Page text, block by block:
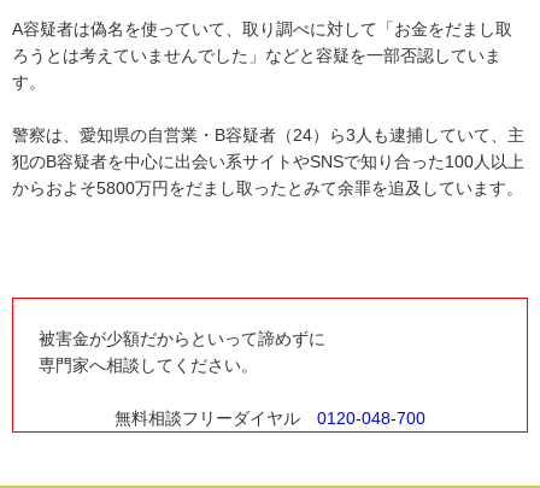
A容疑者は偽名を使っていて、取り調べに対して「お金をだまし取
ろうとは考えていませんでした」などと容疑を一部否認していま
す。
警察は、愛知県の自営業・B容疑者（24）ら3人も逮捕していて、主
犯のB容疑者を中心に出会い系サイトやSNSで知り合った100人以上
からおよそ5800万円をだまし取ったとみて余罪を追及しています。
被害金が少額だからといって諦めずに
専門家へ相談してください。
無料相談フリーダイヤル 0120-048-700